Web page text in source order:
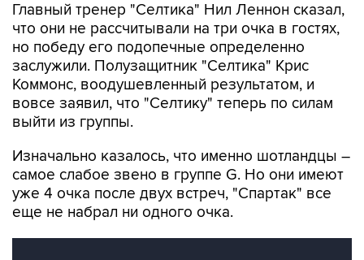
Главный тренер "Селтика" Нил Леннон сказал,
что они не рассчитывали на три очка в гостях,
но победу его подопечные определенно
заслужили. Полузащитник "Селтика" Крис
Коммонс, воодушевленный результатом, и
вовсе заявил, что "Селтику" теперь по силам
выйти из группы.
Изначально казалось, что именно шотландцы –
самое слабое звено в группе G. Но они имеют
уже 4 очка после двух встреч, "Спартак" все
еще не набрал ни одного очка.